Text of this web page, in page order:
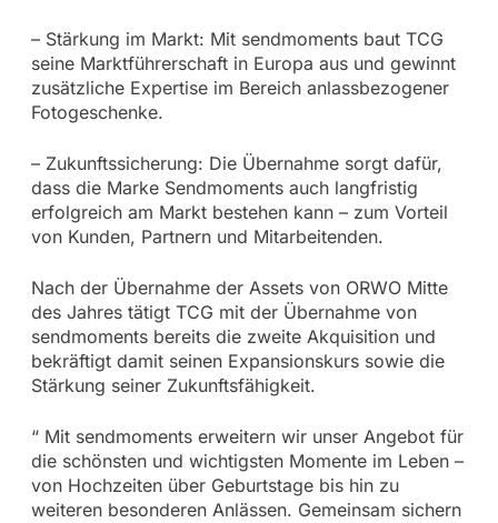
– Stärkung im Markt: Mit sendmoments baut TCG
seine Marktführerschaft in Europa aus und gewinnt
zusätzliche Expertise im Bereich anlassbezogener
Fotogeschenke.
– Zukunftssicherung: Die Übernahme sorgt dafür,
dass die Marke Sendmoments auch langfristig
erfolgreich am Markt bestehen kann – zum Vorteil
von Kunden, Partnern und Mitarbeitenden.
Nach der Übernahme der Assets von ORWO Mitte
des Jahres tätigt TCG mit der Übernahme von
sendmoments bereits die zweite Akquisition und
bekräftigt damit seinen Expansionskurs sowie die
Stärkung seiner Zukunftsfähigkeit.
“ Mit sendmoments erweitern wir unser Angebot für
die schönsten und wichtigsten Momente im Leben –
von Hochzeiten über Geburtstage bis hin zu
weiteren besonderen Anlässen. Gemeinsam sichern